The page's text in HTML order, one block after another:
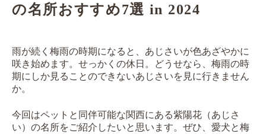
の名所おすすめ7選 in 2024
雨が続く梅雨の時期になると、あじさいが色あざやかに
咲き始めます。せっかくの休日。どうせなら、梅雨の時
期にしか見ることのできないあじさいを見に行きません
か。
今回はペットと同伴可能な関西にある紫陽花（あじさ
い）の名所をご紹介したいと思います。ぜひ、愛犬と梅